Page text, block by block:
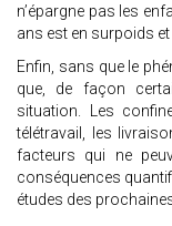
n’épargne pas les
ans est en surpoids
Enfin, sans que le
que, de façon
situation. Les
télétravail, les
facteurs qui ne
conséquences
études des